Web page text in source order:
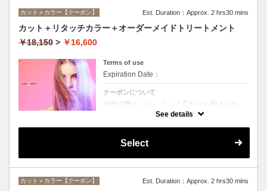
カット＋カラー【クーポン】 Est. Duration：Approx. 2 hrs30 mins
カット＋リタッチカラー＋オーダーメイドトリートメント
￥18,150 > ￥16,600
Terms of use
Expiration Date：
クーポンについて
抜群の艶！ハリ、コシ！広がりも抑えられ
る！どんなに傷んだ髪も、鮮やかなハイトー
See details
Select
カット＋カラー【クーポン】 Est. Duration：Approx. 2 hrs30 mins